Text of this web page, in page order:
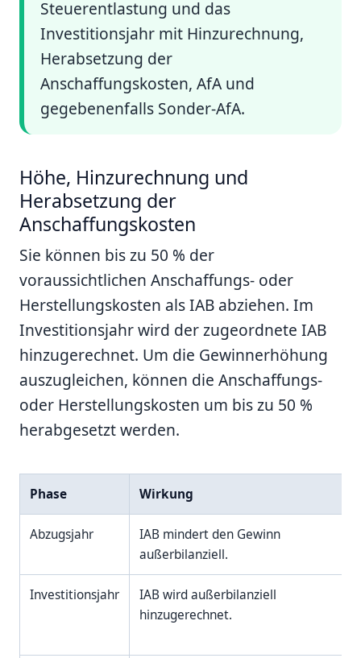
Steuerentlastung und das
Investitionsjahr mit Hinzurechnung,
Herabsetzung der
Anschaffungskosten, AfA und
gegebenenfalls Sonder-AfA.
Höhe, Hinzurechnung und
Herabsetzung der
Anschaffungskosten
Sie können bis zu 50 % der
voraussichtlichen Anschaffungs- oder
Herstellungskosten als IAB abziehen. Im
Investitionsjahr wird der zugeordnete IAB
hinzugerechnet. Um die Gewinnerhöhung
auszugleichen, können die Anschaffungs-
oder Herstellungskosten um bis zu 50 %
herabgesetzt werden.
Phase Wirkung
Abzugsjahr
IAB mindert den Gewinn
außerbilanziell.
Investitionsjahr
IAB wird außerbilanziell
hinzugerechnet.